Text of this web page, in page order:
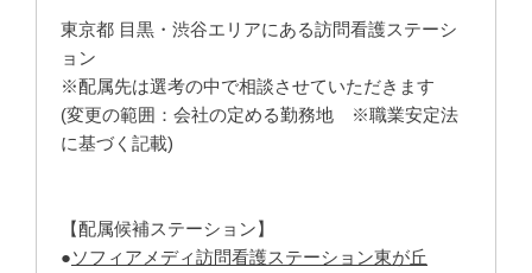
東京都 目黒・渋谷エリアにある訪問看護ステーシ
ョン
※配属先は選考の中で相談させていただきます
(変更の範囲：会社の定める勤務地 ※職業安定法
に基づく記載)
【配属候補ステーション】
●ソフィアメディ訪問看護ステーション東が丘